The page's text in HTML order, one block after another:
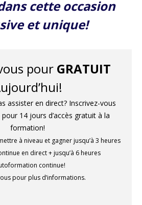
cette occasion
et unique!
pour GRATUIT
assister en direct? Inscrivez-vous
pour 14 jours d’accès gratuit à la
formation!
à niveau et gagner jusqu’à 3 heures
en direct + jusqu’à 6 heures
continue!
pour plus d’informations.